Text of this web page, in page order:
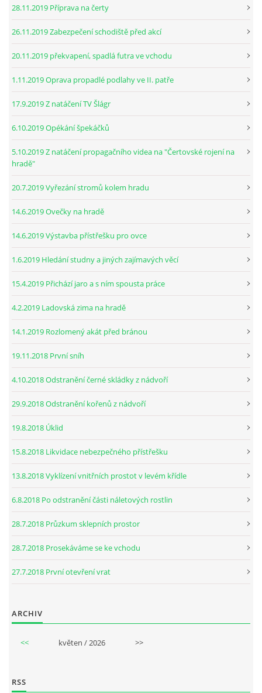
28.11.2019 Příprava na čerty
26.11.2019 Zabezpečení schodiště před akcí
20.11.2019 překvapení, spadlá futra ve vchodu
1.11.2019 Oprava propadlé podlahy ve II. patře
17.9.2019 Z natáčení TV Šlágr
6.10.2019 Opékání špekáčků
5.10.2019 Z natáčení propagačního videa na "Čertovské rojení na
hradě"
20.7.2019 Vyřezání stromů kolem hradu
14.6.2019 Ovečky na hradě
14.6.2019 Výstavba přístřešku pro ovce
1.6.2019 Hledání studny a jiných zajímavých věcí
15.4.2019 Přichází jaro a s ním spousta práce
4.2.2019 Ladovská zima na hradě
14.1.2019 Rozlomený akát před bránou
19.11.2018 První sníh
4.10.2018 Odstranění černé skládky z nádvoří
29.9.2018 Odstranění kořenů z nádvoří
19.8.2018 Úklid
15.8.2018 Likvidace nebezpečného přístřešku
13.8.2018 Vyklízení vnitřních prostot v levém křídle
6.8.2018 Po odstranění části náletových rostlin
28.7.2018 Průzkum sklepních prostor
28.7.2018 Prosekáváme se ke vchodu
27.7.2018 První otevření vrat
ARCHIV
<< květen / 2026 >>
RSS